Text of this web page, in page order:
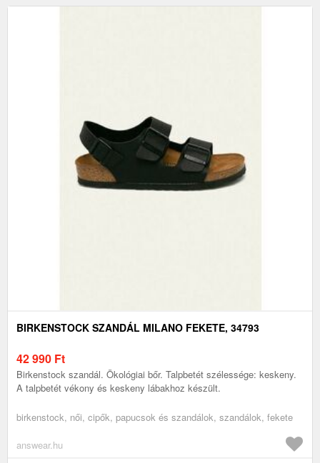
BIRKENSTOCK SZANDÁL MILANO FEKETE, 34793
42 990 Ft
Birkenstock szandál. Ökológiai bőr. Talpbetét szélessége: keskeny.
A talpbetét vékony és keskeny lábakhoz készült.
birkenstock, női, cipők, papucsok és szandálok, szandálok, fekete
answear.hu